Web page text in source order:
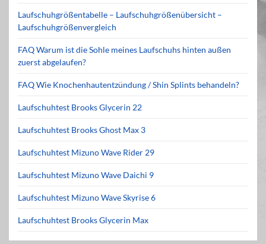
Laufschuhgrößentabelle – Laufschuhgrößenübersicht –
Laufschuhgrößenvergleich
FAQ Warum ist die Sohle meines Laufschuhs hinten außen
zuerst abgelaufen?
FAQ Wie Knochenhautentzündung / Shin Splints behandeln?
Laufschuhtest Brooks Glycerin 22
Laufschuhtest Brooks Ghost Max 3
Laufschuhtest Mizuno Wave Rider 29
Laufschuhtest Mizuno Wave Daichi 9
Laufschuhtest Mizuno Wave Skyrise 6
Laufschuhtest Brooks Glycerin Max